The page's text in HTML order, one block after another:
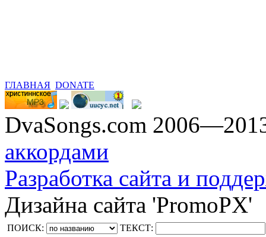
ГЛАВНАЯ DONATE
DvaSongs.com
аккордами
Разработка сайта и
Дизайна сайта 'PromoPX'
ПОИСК: ТЕКСТ: